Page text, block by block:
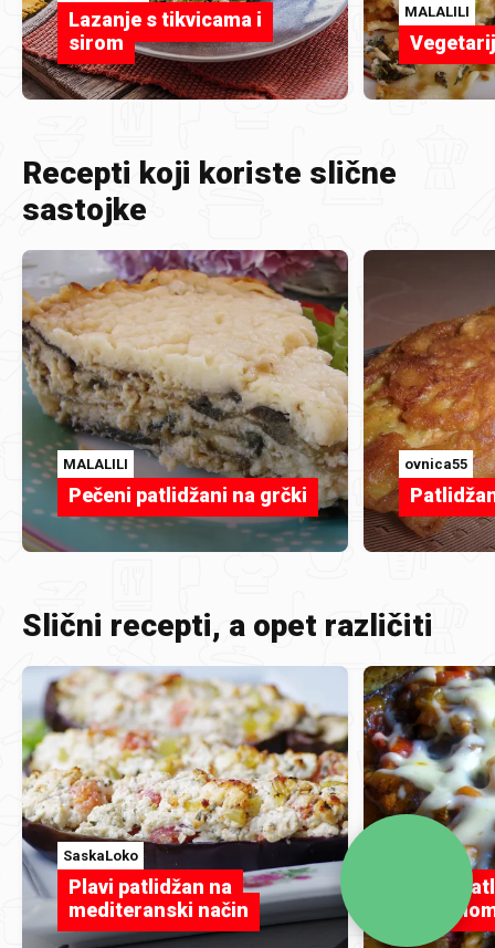
Lazanje s tikvicama i
sirom
MALALILI
Recepti koji koriste slične
sastojke
MALALILI
Pečeni patlidžani na grčki
ovnica55
Slični recepti, a opet različiti
SaskaLoko
Plavi patlidžan na
mediteranski način
Plavi